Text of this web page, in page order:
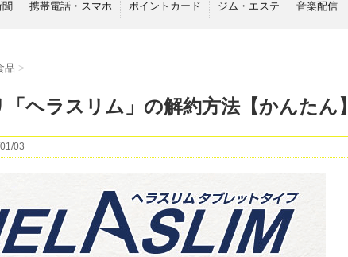
聞 携帯電話・スマホ ポイントカード ジム・エステ 音楽配信
品 >
ヘラスリム」の解約方法【かんたん】
03